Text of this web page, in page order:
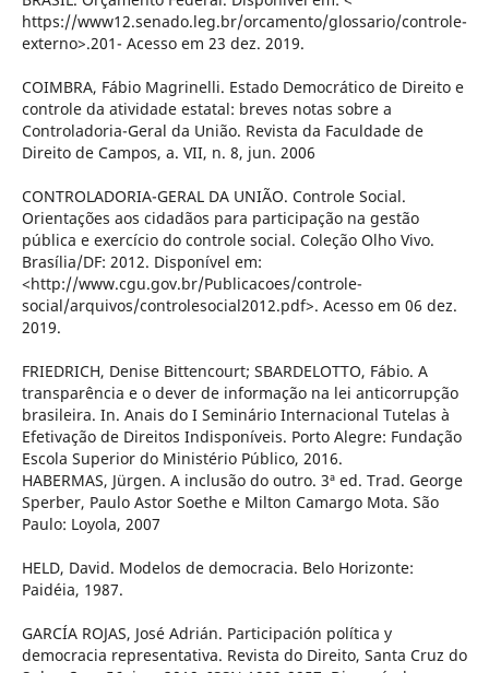
https://www12.senado.leg.br/orcamento/glossario/controle-
externo>.201- Acesso em 23 dez. 2019.
COIMBRA, Fábio Magrinelli. Estado Democrático de Direito e
controle da atividade estatal: breves notas sobre a
Controladoria-Geral da União. Revista da Faculdade de
Direito de Campos, a. VII, n. 8, jun. 2006
CONTROLADORIA-GERAL DA UNIÃO. Controle Social.
Orientações aos cidadãos para participação na gestão
pública e exercício do controle social. Coleção Olho Vivo.
Brasília/DF: 2012. Disponível em:
<http://www.cgu.gov.br/Publicacoes/controle-
social/arquivos/controlesocial2012.pdf>. Acesso em 06 dez.
2019.
FRIEDRICH, Denise Bittencourt; SBARDELOTTO, Fábio. A
transparência e o dever de informação na lei anticorrupção
brasileira. In. Anais do I Seminário Internacional Tutelas à
Efetivação de Direitos Indisponíveis. Porto Alegre: Fundação
Escola Superior do Ministério Público, 2016.
HABERMAS, Jürgen. A inclusão do outro. 3ª ed. Trad. George
Sperber, Paulo Astor Soethe e Milton Camargo Mota. São
Paulo: Loyola, 2007
HELD, David. Modelos de democracia. Belo Horizonte:
Paidéia, 1987.
GARCÍA ROJAS, José Adrián. Participación política y
democracia representativa. Revista do Direito, Santa Cruz do